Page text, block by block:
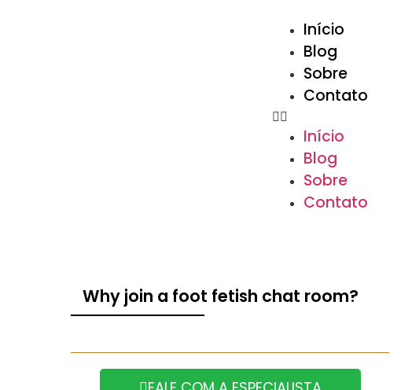
Início
Blog
Sobre
Contato
Início
Blog
Sobre
Contato
Why join a foot fetish chat room?